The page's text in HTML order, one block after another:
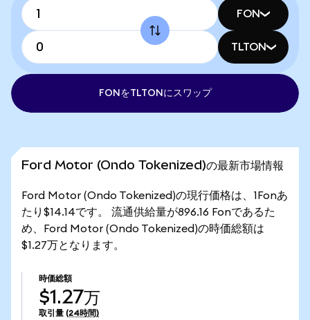
FON
TLTON
FONをTLTONにスワップ
Ford Motor (Ondo Tokenized)の最新市場情報
Ford Motor (Ondo Tokenized)の現行価格は、1Fonあ
たり$14.14です。 流通供給量が896.16 Fonであるた
め、Ford Motor (Ondo Tokenized)の時価総額は
$1.27万となります。
時価総額
$1.27万
取引量 (24時間)